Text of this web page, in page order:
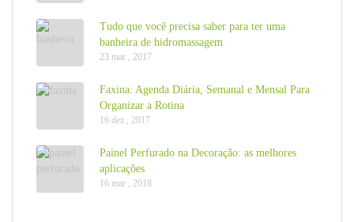
Tudo que você precisa saber para ter uma
banheira de hidromassagem
23 mar , 2017
Faxina: Agenda Diária, Semanal e Mensal Para
Organizar a Rotina
16 dez , 2017
Painel Perfurado na Decoração: as melhores
aplicações
16 mar , 2018